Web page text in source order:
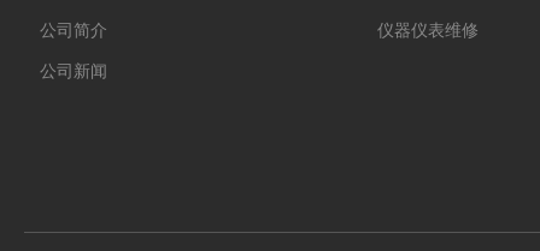
公司简介
公司新闻
仪器仪表维修